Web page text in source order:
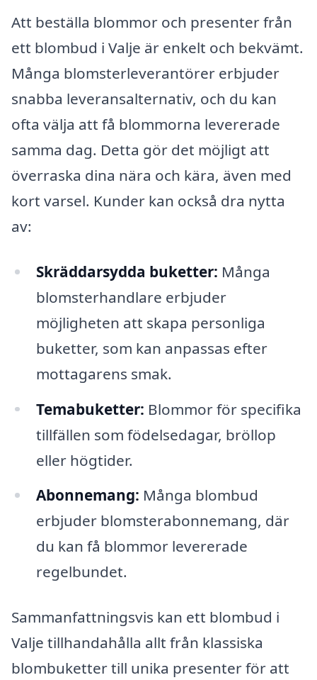
Att beställa blommor och presenter från
ett blombud i Valje är enkelt och bekvämt.
Många blomsterleverantörer erbjuder
snabba leveransalternativ, och du kan
ofta välja att få blommorna levererade
samma dag. Detta gör det möjligt att
överraska dina nära och kära, även med
kort varsel. Kunder kan också dra nytta
av:
Skräddarsydda buketter: Många
blomsterhandlare erbjuder
möjligheten att skapa personliga
buketter, som kan anpassas efter
mottagarens smak.
Temabuketter: Blommor för specifika
tillfällen som födelsedagar, bröllop
eller högtider.
Abonnemang: Många blombud
erbjuder blomsterabonnemang, där
du kan få blommor levererade
regelbundet.
Sammanfattningsvis kan ett blombud i
Valje tillhandahålla allt från klassiska
blombuketter till unika presenter för att